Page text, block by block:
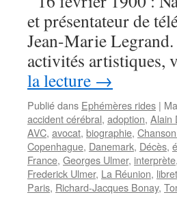
Bruxelles,
Michel
Van
Muylem
est
et présentateur de
Jean-Marie
activités
la lecture →
Publié dans Ephémères rides |
accident cérébral, adoption, Alain
AVC, avocat, biographie,
Copenhague, Danemark, Décès,
France, Georges Ulmer, interprète,
Frederick Ulmer, La Réunion,
Paris, Richard-Jacques Bonay,